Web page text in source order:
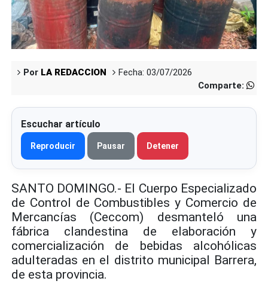
Por LA REDACCION
Fecha: 03/07/2026
Comparte:
Escuchar artículo
Reproducir Pausar Detener
SANTO DOMINGO.- El Cuerpo Especializado
de Control de Combustibles y Comercio de
Mercancías (Ceccom) desmanteló una
fábrica clandestina de elaboración y
comercialización de bebidas alcohólicas
adulteradas en el distrito municipal Barrera,
de esta provincia.